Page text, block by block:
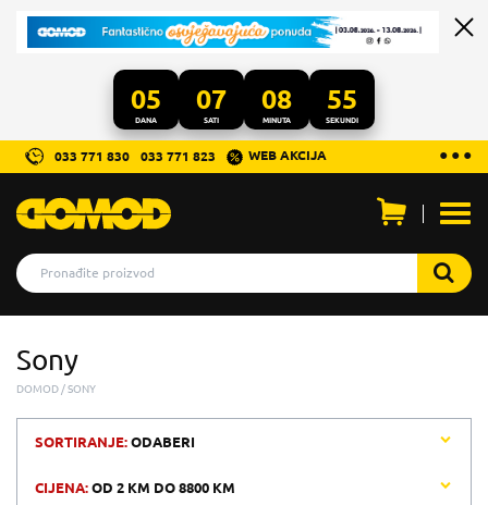
05
DANA
07
SATI
08
MINUTA
55
SEKUNDI
...
● ● ●
033 771 830 033 771 823 WEB AKCIJA
Sony
DOMOD SONY
SORTIRANJE:ODABERI
CIJENA:OD 2 KM DO8800 KM